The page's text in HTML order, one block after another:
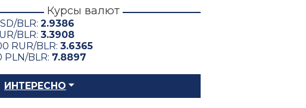
Курсы валют
BLR: 2.9386
BLR: 3.3908
RUR/BLR: 3.6365
PLN/BLR: 7.8897
ИНТЕРЕСНО